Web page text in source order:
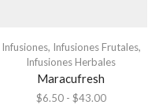
Infusiones, Infusiones Frutales,
Infusiones Herbales
Maracufresh
$6.50 - $43.00